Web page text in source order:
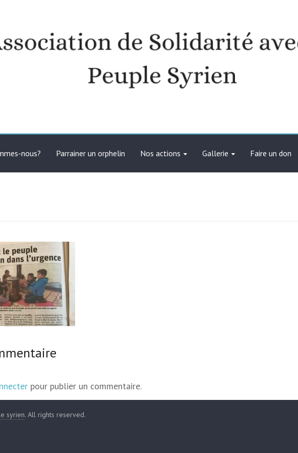
avec le peuple syrien
nous? Parrainer un orphelin Nos actions Gallerie Faire un don
pour publier un commentaire.
syrien. All rights reserved.